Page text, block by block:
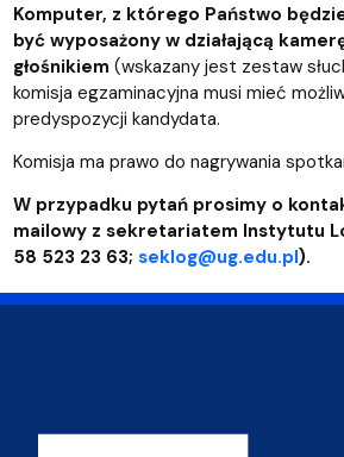
Komputer, z którego Państwo
być wyposażony w działającą
głośnikiem (wskazany jest zestaw
komisja egzaminacyjna musi mieć
predyspozycji kandydata.
Komisja ma prawo do nagrywania
W przypadku pytań prosimy o
mailowy z sekretariatem Instytutu
58 523 23 63; seklog@ug.edu.pl).
Adres Wydziału